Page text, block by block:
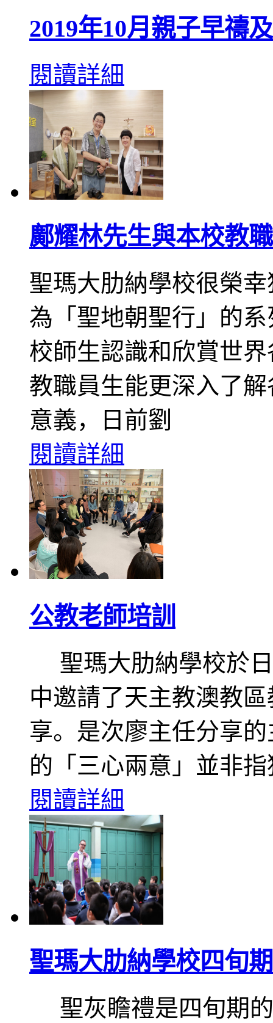
2019年10月親子早禱
閱讀詳細
鄺耀林先生與本校教
聖瑪大肋納學校很榮
為「聖地朝聖行」的
校師生認識和欣賞世
教職員生能更深入了
意義，日前劉
閱讀詳細
公教老師培訓
聖瑪大肋納學校於
中邀請了天主教澳教
享。是次廖主任分享
的「三心兩意」並非
閱讀詳細
聖瑪大肋納學校四旬
聖灰瞻禮是四旬期